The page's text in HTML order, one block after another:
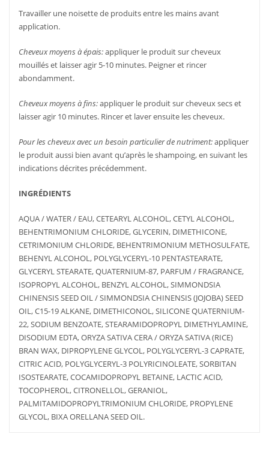
Travailler une noisette de produits entre les mains avant
application.
Cheveux moyens à épais:appliquer le produit sur cheveux
mouillés et laisser agir 5-10 minutes. Peigner et rincer
abondamment.
Cheveux moyens à fins:appliquer le produit sur cheveux secs et
laisser agir 10 minutes. Rincer et laver ensuite les cheveux.
Pour les cheveux avec un besoin particulierde nutriment:appliquer
le produit aussi bien avant qu’après le shampoing, en suivant les
indications décrites précédemment.
INGRÉDIENTS
AQUA / WATER / EAU, CETEARYL ALCOHOL, CETYL ALCOHOL,
BEHENTRIMONIUM CHLORIDE, GLYCERIN, DIMETHICONE,
CETRIMONIUM CHLORIDE, BEHENTRIMONIUM METHOSULFATE,
BEHENYL ALCOHOL, POLYGLYCERYL-10 PENTASTEARATE,
GLYCERYL STEARATE, QUATERNIUM-87, PARFUM / FRAGRANCE,
ISOPROPYL ALCOHOL, BENZYL ALCOHOL, SIMMONDSIA
CHINENSIS SEED OIL / SIMMONDSIA CHINENSIS (JOJOBA) SEED
OIL, C15-19 ALKANE, DIMETHICONOL, SILICONE QUATERNIUM-
22, SODIUM BENZOATE, STEARAMIDOPROPYL DIMETHYLAMINE,
DISODIUM EDTA, ORYZA SATIVA CERA / ORYZA SATIVA (RICE)
BRAN WAX, DIPROPYLENE GLYCOL, POLYGLYCERYL-3 CAPRATE,
CITRIC ACID, POLYGLYCERYL-3 POLYRICINOLEATE, SORBITAN
ISOSTEARATE, COCAMIDOPROPYL BETAINE, LACTIC ACID,
TOCOPHEROL, CITRONELLOL, GERANIOL,
PALMITAMIDOPROPYLTRIMONIUM CHLORIDE, PROPYLENE
GLYCOL, BIXA ORELLANA SEED OIL.
AU PANIER
D'INFOS
AJOUTER
AU PANIER
PLUS